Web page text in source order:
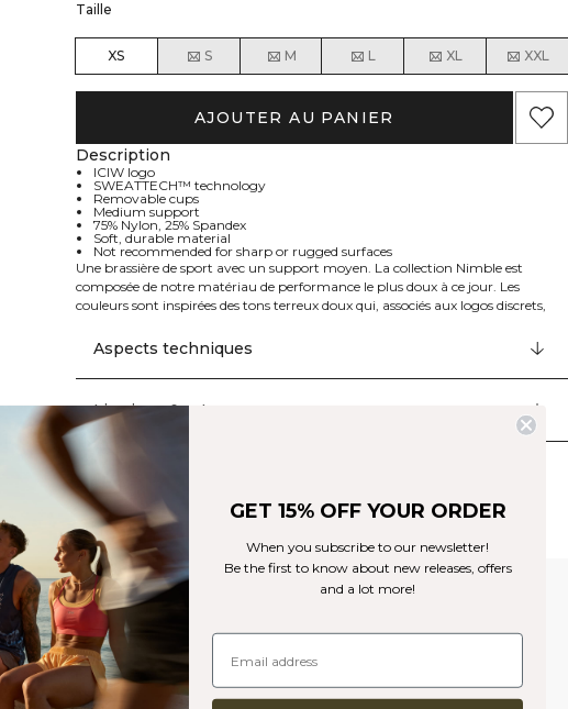
Taille
XS S M L XL XXL
AJOUTER AU PANIER
Description
ICIW logo
SWEATTECH™ technology
Removable cups
Medium support
75% Nylon, 25% Spandex
Soft, durable material
Not recommended for sharp or rugged surfaces
Une brassière de sport avec un support moyen. La collection Nimble est
composée de notre matériau de performance le plus doux à ce jour. Les
couleurs sont inspirées des tons terreux doux qui, associés aux logos discrets,
le pilates. Logo ICIW, SWEATTECH™, bonnets amovibles, support moyen. Le
matériau légèrement brossé peut supporter un entraînement intensif, mais
nous ne recommandons pas les exercices qui exposent régulièrement le
d'haltérophilie ou le velcro. 75% Nylon, 25% Elastan.
Aspects techniques
Livraison & retours
Produits similaires
GET 15% OFF YOUR ORDER
When you subscribe to our newsletter!
Be the first to know about new releases, offers
and a lot more!